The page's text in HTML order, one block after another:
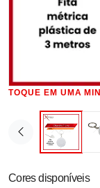
TOQUE EM UMA
Cores disponíveis